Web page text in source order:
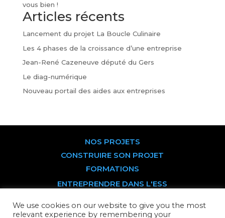
vous bien !
Articles récents
Lancement du projet La Boucle Culinaire
Les 4 phases de la croissance d’une entreprise
Jean-René Cazeneuve député du Gers
Le diag-numérique
Nouveau portail des aides aux entreprises
NOS PROJETS
CONSTRUIRE SON PROJET
FORMATIONS
ENTREPRENDRE DANS L'ESS
PARTS SOCIALES
We use cookies on our website to give you the most
relevant experience by remembering your